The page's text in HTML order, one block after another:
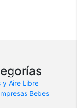
y Aire Libre
Bebes